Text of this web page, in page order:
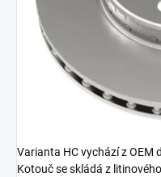
Varianta HC vychází z OEM
Kotouč se skládá z